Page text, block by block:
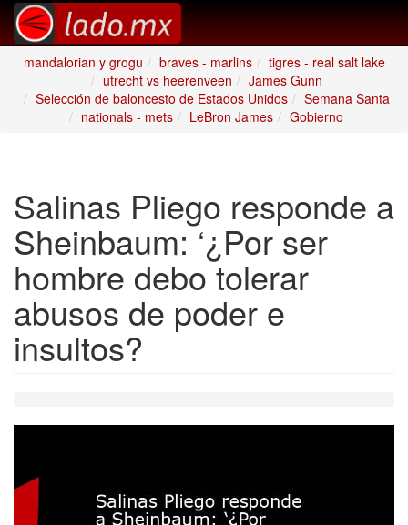
mandalorian y grogu braves - marlins
tigres - real salt lake
utrecht vs heerenveen
James Gunn
Selección de baloncesto de Estados Unidos
Semana Santa
nationals - mets
LeBron James Gobierno
Salinas Pliego responde a
Sheinbaum: ‘¿Por ser
hombre debo tolerar
abusos de poder e
insultos?